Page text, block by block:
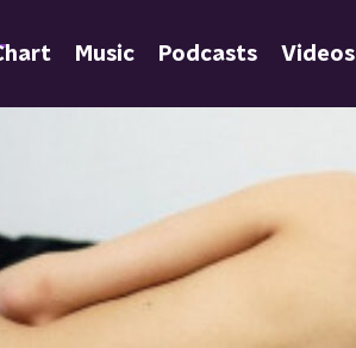
Music Podcasts Videos